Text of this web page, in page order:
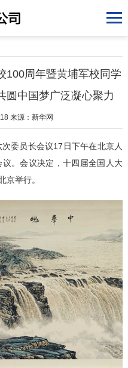
100周年暨黄埔军校同学
圆中国梦广泛凝心聚力
来源：新华网
员长会议17日下午在北京人
。会议决定，十四届全国人大
京举行。